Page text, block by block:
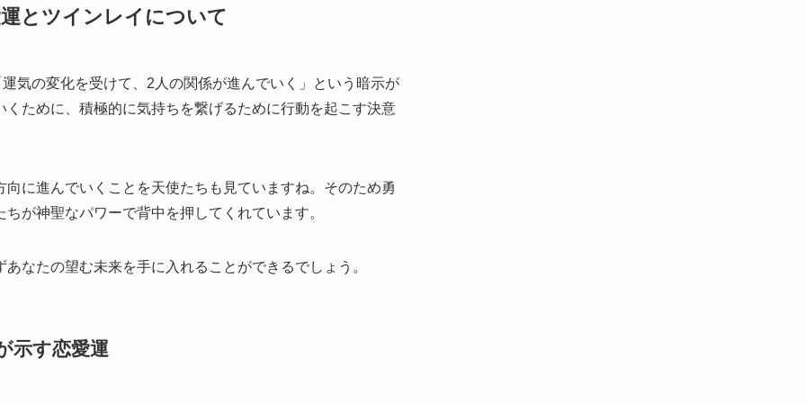
とツインレイについて
気の変化を受けて、2人の関係が進んでいく」という暗示が
ために、積極的に気持ちを繋げるために行動を起こす決意
に進んでいくことを天使たちも見ていますね。そのため勇
が神聖なパワーで背中を押してくれています。
なたの望む未来を手に入れることができるでしょう。
示す恋愛運